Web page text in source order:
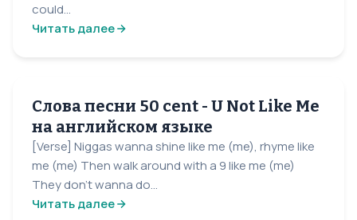
could...
Читать далее
Слова песни 50 cent - U Not Like Me
на английском языке
[Verse] Niggas wanna shine like me (me), rhyme like
me (me) Then walk around with a 9 like me (me)
They don't wanna do...
Читать далее